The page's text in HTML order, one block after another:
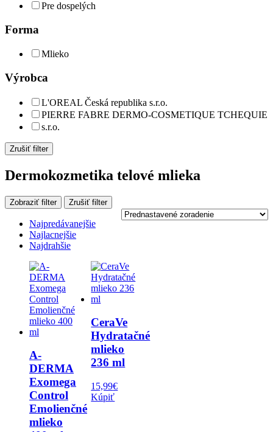
Pre dospelých
Forma
Mlieko
Výrobca
L'OREAL Česká republika s.r.o.
PIERRE FABRE DERMO-COSMETIQUE TCHEQUIE
s.r.o.
Zrušiť filter
Dermokozmetika telové mlieka
Zobraziť filter Zrušiť filter
Najpredávanejšie
Najlacnejšie
Najdrahšie
A-
DERMA
Exomega
Control
Emolienčné
mlieko
CeraVe
Hydratačné
mlieko
236 ml
15,99€
Kúpiť